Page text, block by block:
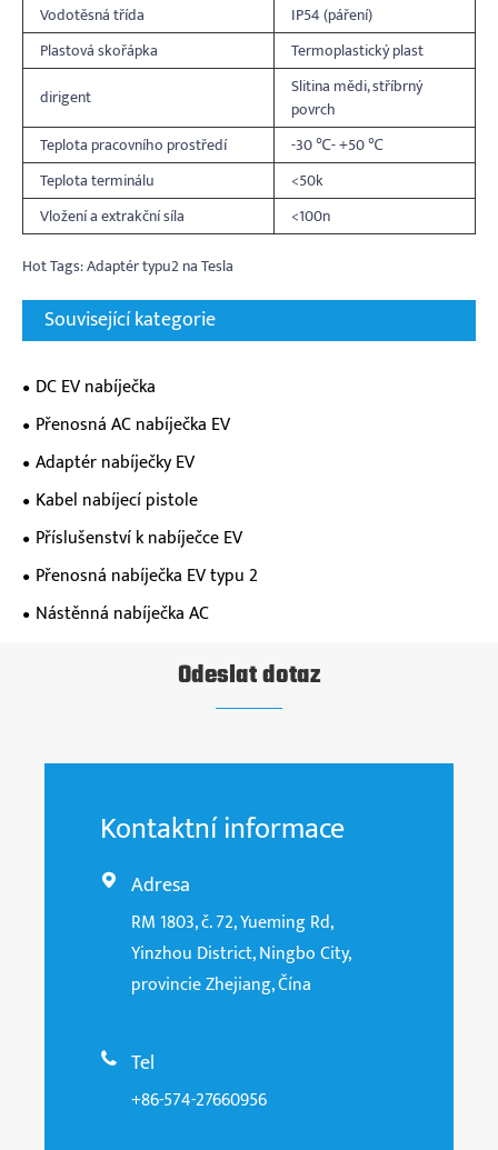
Vodotěsná třída
IP54 (páření)
Plastová skořápka
Termoplastický plast
dirigent
Slitina mědi, stříbrný
povrch
Teplota pracovního prostředí
-30 ℃- +50 ℃
Teplota terminálu
<50k
Vložení a extrakční síla
<100n
Hot Tags: Adaptér typu2 na Tesla
Související kategorie
DC EV nabíječka
Přenosná AC nabíječka EV
Adaptér nabíječky EV
Kabel nabíjecí pistole
Příslušenství k nabíječce EV
Přenosná nabíječka EV typu 2
Nástěnná nabíječka AC
Odeslat dotaz
Kontaktní informace
 Adresa
RM 1803, č. 72, Yueming Rd,
Yinzhou District, Ningbo City,
provincie Zhejiang, Čína
 Tel
+86-574-27660956